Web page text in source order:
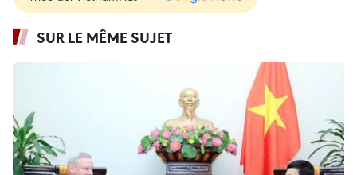
SUR LE MÊME SUJET